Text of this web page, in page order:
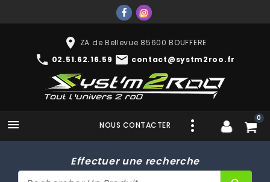
place ZA de Bellevue 85600 BOUFFERE
phone 02.51.62.16.59 mail contact@systm2roo.fr
 0
NOUS CONTACTER
Effectuer une recherche